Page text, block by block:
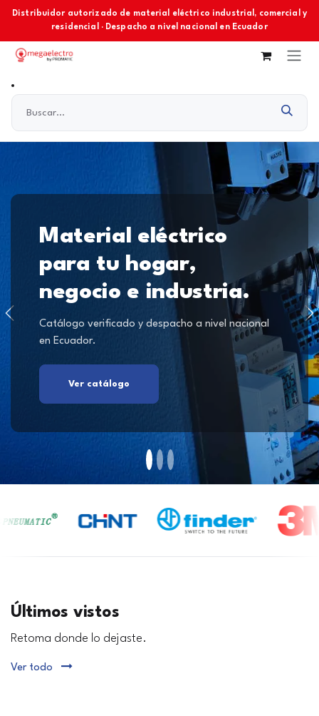
Ir al contenido
Distribuidor autorizado de material eléctrico industrial, comercial y
residencial · Despacho a nivel nacional en Ecuador
Material eléctrico
para tu hogar,
negocio e industria.
Catálogo verificado y despacho a nivel nacional
en Ecuador.
Ver catálogo
Últimos vistos
Retoma donde lo dejaste.
Ver todo